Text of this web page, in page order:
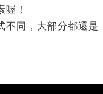
！
不同，大部分都還是